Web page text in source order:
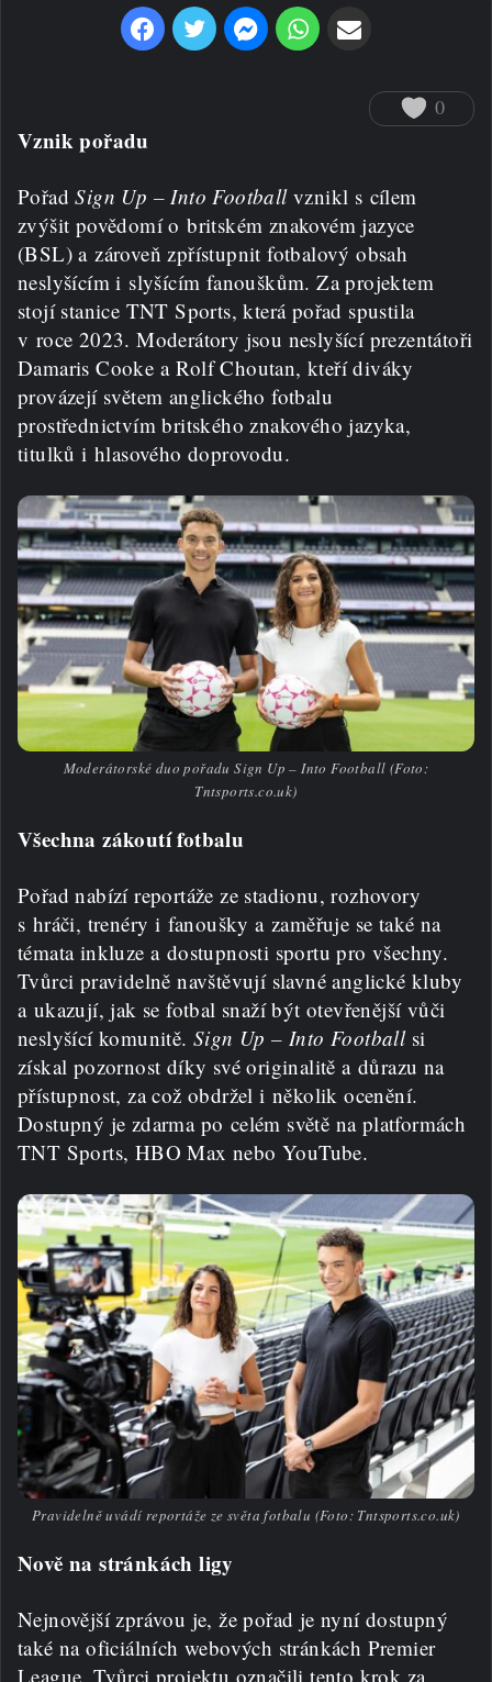
0
Vznik pořadu
PořadSign Up – Into Footballvznikl s cílem
zvýšit povědomí o britském znakovém jazyce
(BSL) a zároveň zpřístupnit fotbalový obsah
neslyšícím i slyšícím fanouškům. Za projektem
stojí stanice TNT Sports, která pořad spustila
v roce 2023. Moderátory jsou neslyšící prezentátoři
Damaris Cooke a Rolf Choutan, kteří diváky
provázejí světem anglického fotbalu
prostřednictvím britského znakového jazyka,
titulků i hlasového doprovodu.
Moderátorské duo pořadu Sign Up – Into Football (Foto:
Tntsports.co.uk)
Všechna zákoutí fotbalu
Pořad nabízí reportáže ze stadionu, rozhovory
s hráči, trenéry i fanoušky a zaměřuje se také na
témata inkluze a dostupnosti sportu pro všechny.
Tvůrci pravidelně navštěvují slavné anglické kluby
a ukazují, jak se fotbal snaží být otevřenější vůči
neslyšící komunitě. Sign Up – Into Footballsi
získal pozornost díky své originalitě a důrazu na
přístupnost, za což obdržel i několik ocenění.
Dostupný je zdarma po celém světě na platformách
TNT Sports, HBO Max nebo YouTube.
Pravidelně uvádí reportáže ze světa fotbalu (Foto: Tntsports.co.uk)
Nově na stránkách ligy
Nejnovější zprávou je, že pořad je nyní dostupný
také na oficiálních webových stránkách Premier
League. Tvůrci projektu označili tento krok za